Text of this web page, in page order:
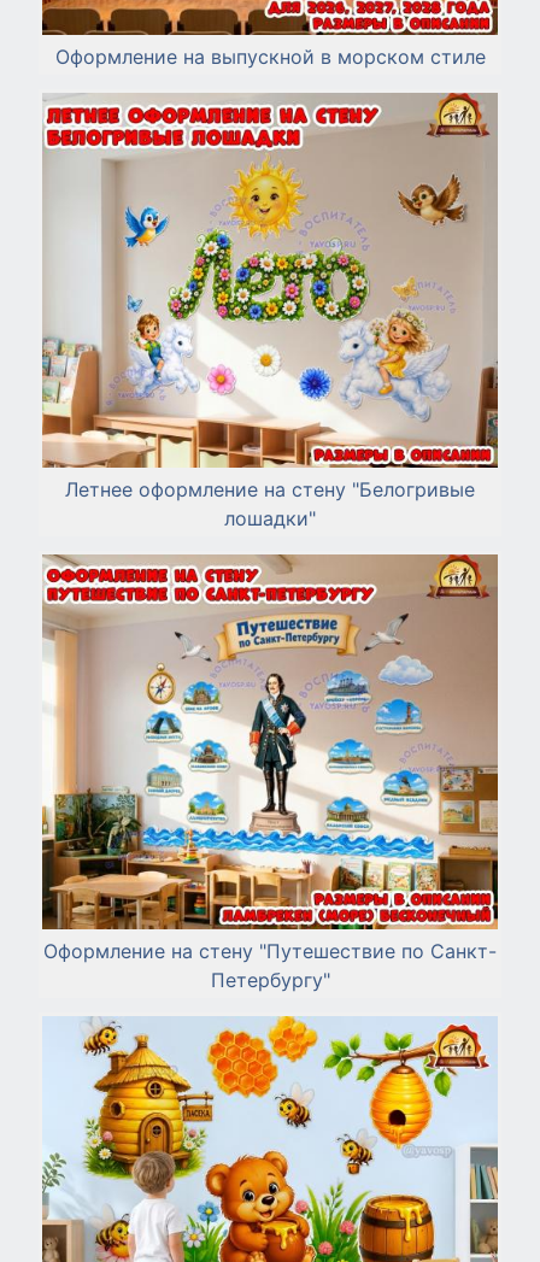
Оформление на выпускной в морском стиле
Летнее оформление на стену "Белогривые
лошадки"
Оформление на стену "Путешествие по Санкт-
Петербургу"